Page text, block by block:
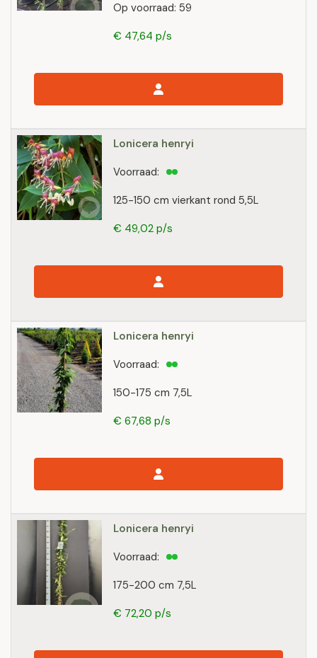
Op voorraad: 59
€ 47,64 p/s
Lonicera henryi
125-150 cm vierkant rond 5,5L
Voorraad:
€ 49,02 p/s
Lonicera henryi
150-175 cm 7,5L
Voorraad:
€ 67,68 p/s
Lonicera henryi
175-200 cm 7,5L
Voorraad:
€ 72,20 p/s